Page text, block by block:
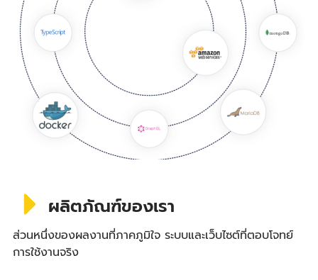
ผลิตภัณฑ์ของเรา
ส่วนหนึ่งของผลงานที่ภาคภูมิใจ ระบบและเว็บไซต์ที่ตอบโจทย์
การใช้งานจริง